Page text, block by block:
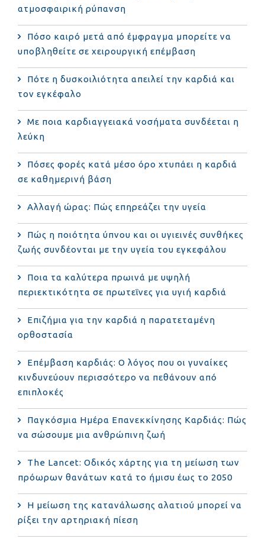
ατμοσφαιρική ρύπανση
Πόσο καιρό μετά από έμφραγμα μπορείτε να
υποβληθείτε σε χειρουργική επέμβαση
Πότε η δυσκοιλιότητα απειλεί την καρδιά και
τον εγκέφαλο
Με ποια καρδιαγγειακά νοσήματα συνδέεται η
λεύκη
Πόσες φορές κατά μέσο όρο χτυπάει η καρδιά
σε καθημερινή βάση
Αλλαγή ώρας: Πώς επηρεάζει την υγεία
Πώς η ποιότητα ύπνου και οι υγιεινές συνθήκες
ζωής συνδέονται με την υγεία του εγκεφάλου
Ποια τα καλύτερα πρωινά με υψηλή
περιεκτικότητα σε πρωτεΐνες για υγιή καρδιά
Επιζήμια για την καρδιά η παρατεταμένη
ορθοστασία
Επέμβαση καρδιάς: Ο λόγος που οι γυναίκες
κινδυνεύουν περισσότερο να πεθάνουν από
επιπλοκές
Παγκόσμια Ημέρα Επανεκκίνησης Καρδιάς: Πώς
να σώσουμε μια ανθρώπινη ζωή
The Lancet: Οδικός χάρτης για τη μείωση των
πρόωρων θανάτων κατά το ήμισυ έως το 2050
Η μείωση της κατανάλωσης αλατιού μπορεί να
ρίξει την αρτηριακή πίεση